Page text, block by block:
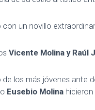
un novillo
Vicente Molina y Raúl
los más jóvenes ante
Eusebio Molina hicieron